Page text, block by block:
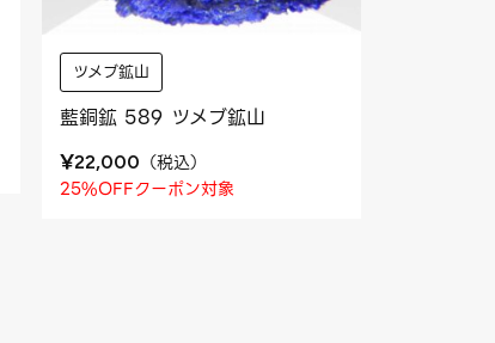
ツメブ鉱山
藍銅鉱 589 ツメブ鉱山
¥22,000 （税込）
25%OFFクーポン対象